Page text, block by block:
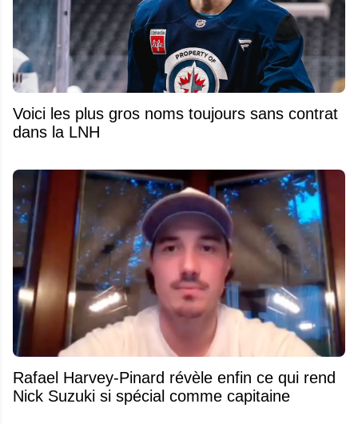
Voici les plus gros noms toujours sans contrat
dans la LNH
Rafael Harvey-Pinard révèle enfin ce qui rend
Nick Suzuki si spécial comme capitaine